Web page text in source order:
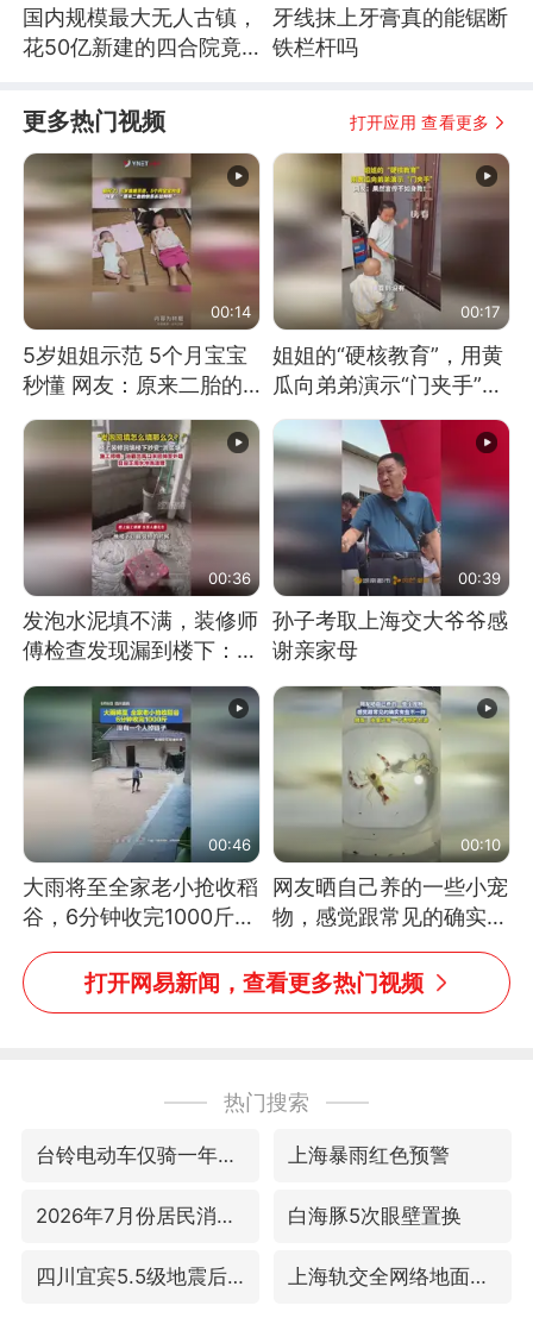
国内规模最大无人古镇，
花50亿新建的四合院竟
牙线抹上牙膏真的能锯断
铁栏杆吗
更多热门视频 打开应用 查看更多
00:14
5岁姐姐示范 5个月宝宝
秒懂 网友：原来二胎的
快乐长这样
00:17
姐姐的“硬核教育”，用黄
瓜向弟弟演示“门夹手”，
网友：果然言传不如身
教！
00:36
发泡水泥填不满，装修师
傅检查发现漏到楼下：出
风口未延伸到外墙
00:39
孙子考取上海交大爷爷感
谢亲家母
00:46
大雨将至全家老小抢收稻
谷，6分钟收完1000斤，
没有一个人掉链子
00:10
网友晒自己养的一些小宠
物，感觉跟常见的确实有
些不一样
打开网易新闻，查看更多热门视频
热门搜索
台铃电动车仅骑一年就断电趴窝 上海暴雨红色预警
2026年7月份居民消费价格同比上涨0.5% 白海豚5次眼壁置换
四川宜宾5.5级地震后余震为何不断 上海轨交全网络地面高架区段限速运行